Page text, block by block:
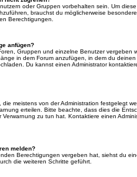
oder Gruppen vorbehalten sein. Um
brauchst du möglicherweise
Berechtigungen.
anfügen?
Gruppen und einzelne Benutzer vergeben
in dem Forum anzufügen, in dem du
Du kannst einen Administrator
meistens von der Administration festgelegt
erteilen. Bitte beachte, dass dies die
zu tun hat. Kontaktiere einen
melden?
Berechtigungen vergeben hat, siehst du
die weiteren Schritte geführt.